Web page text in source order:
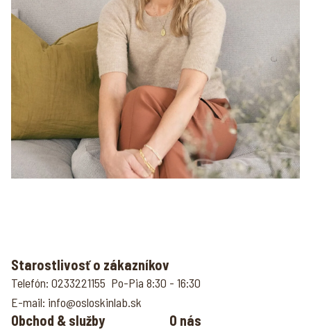
Starostlivosť o zákazníkov
Telefón: 0233221155 Po-Pia 8:30 - 16:30
E-mail: info@osloskinlab.sk
Obchod & služby O nás